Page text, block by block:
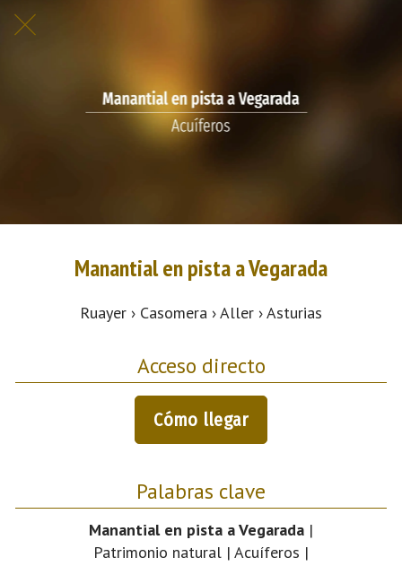
Manantial en pista a Vegarada
Ruayer › Casomera › Aller › Asturias
Acceso directo
Cómo llegar
Palabras clave
Manantial en pista a Vegarada |
Patrimonio natural | Acuíferos |